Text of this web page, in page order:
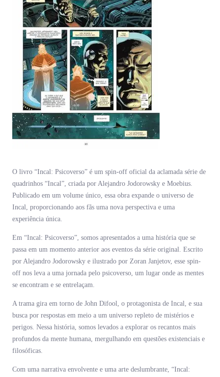
O livro “Incal: Psicoverso” é um spin-off oficial da aclamada série de
quadrinhos “Incal”, criada por Alejandro Jodorowsky e Moebius.
Publicado em um volume único, essa obra expande o universo de
Incal, proporcionando aos fãs uma nova perspectiva e uma
experiência única.
Em “Incal: Psicoverso”, somos apresentados a uma história que se
passa em um momento anterior aos eventos da série original. Escrito
por Alejandro Jodorowsky e ilustrado por Zoran Janjetov, esse spin-
off nos leva a uma jornada pelo psicoverso, um lugar onde as mentes
se encontram e se entrelaçam.
A trama gira em torno de John Difool, o protagonista de Incal, e sua
busca por respostas em meio a um universo repleto de mistérios e
perigos. Nessa história, somos levados a explorar os recantos mais
profundos da mente humana, mergulhando em questões existenciais e
filosóficas.
Com uma narrativa envolvente e uma arte deslumbrante, “Incal: